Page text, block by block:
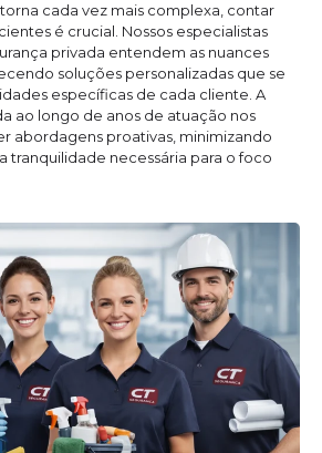
cada vez mais complexa, contar
é crucial. Nossos especialistas
privada entendem as nuances
soluções personalizadas que se
específicas de cada cliente. A
ao longo de anos de atuação nos
abordagens proativas, minimizando
tranquilidade necessária para o foco